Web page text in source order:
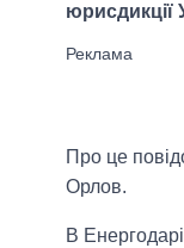
юрисдикції
Про це
Орлов.
В